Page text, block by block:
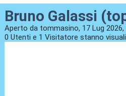
Bruno Galassi
Aperto da tommasino, 17 Lug 2026,
0 Utenti e 1 Visitatore stanno